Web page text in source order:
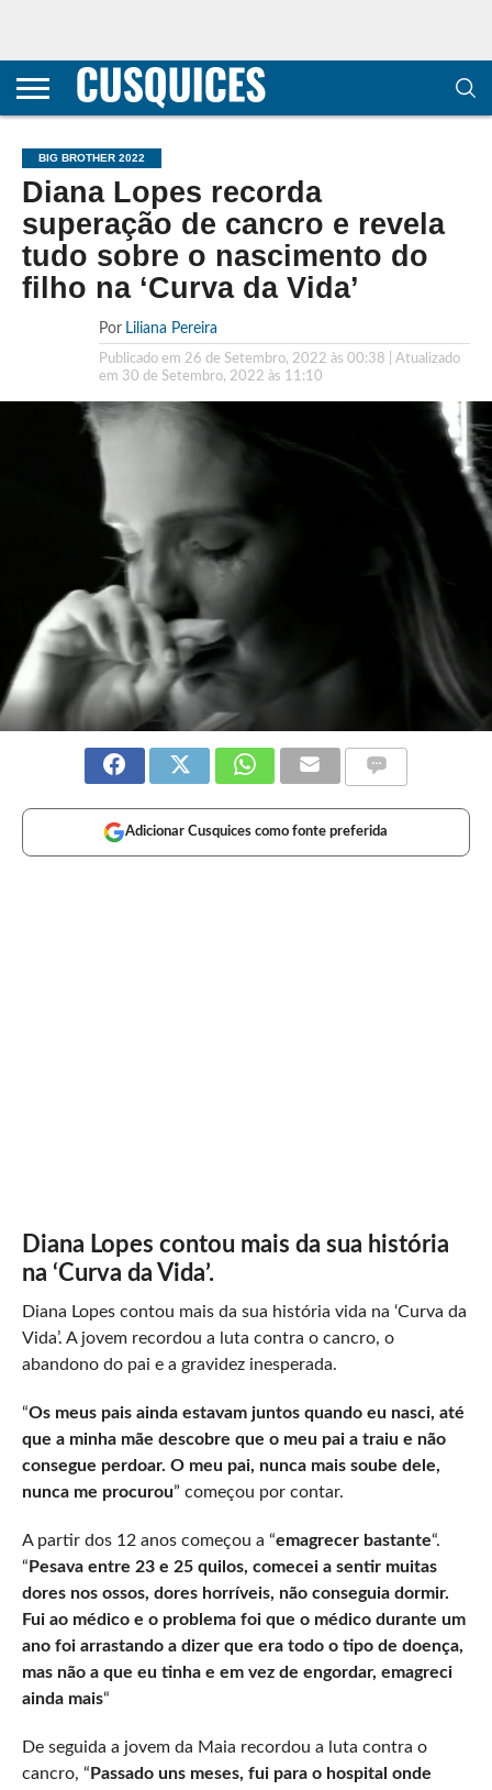
CONTACTOS
HOME
POLÍTICA DE
E COOKIES
SOBRE
TERMOS E
TRANSPARÊNCIA
METODOLOGIA
BIG BROTHER 2022
Diana Lopes recorda
superação de cancro e revela
tudo sobre o nascimento do
filho na ‘Curva da Vida’
Por Liliana Pereira
Publicado em 26 de Setembro, 2022 às 00:38
| Atualizado
em 30 de Setembro, 2022 às 11:10
Adicionar Cusquices como fonte preferida
Diana Lopes contou mais da sua história
na ‘Curva da Vida’.
Diana Lopes contou mais da sua história vida na ‘Curva da
Vida’. A jovem recordou a luta contra o cancro, o
abandono do pai e a gravidez inesperada.
“Os meus pais ainda estavam juntos quando eu nasci, até
que a minha mãe descobre que o meu pai a traiu e não
consegue perdoar. O meu pai, nunca mais soube dele,
nunca me procurou” começou por contar.
A partir dos 12 anos começou a “emagrecer bastante“.
“ Pesava entre 23 e 25 quilos, comecei a sentir muitas
dores nos ossos, dores horríveis, não conseguia dormir.
Fui ao médico e o problema foi que o médico durante um
ano foi arrastando a dizer que era todo o tipo de doença,
mas não a que eu tinha e em vez de engordar, emagreci
ainda mais“
De seguida a jovem da Maia recordou a luta contra o
cancro, “ Passado uns meses, fui para o hospital onde